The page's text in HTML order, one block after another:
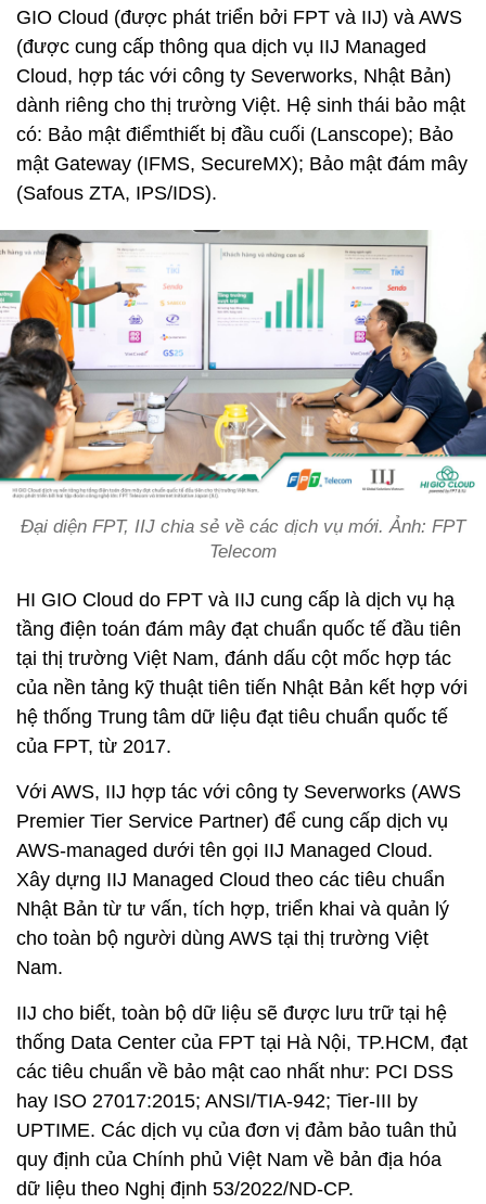
GIO Cloud (được phát triển bởi FPT và IIJ) và AWS
(được cung cấp thông qua dịch vụ IIJ Managed
Cloud, hợp tác với công ty Severworks, Nhật Bản)
dành riêng cho thị trường Việt. Hệ sinh thái bảo mật
có: Bảo mật điểmthiết bị đầu cuối (Lanscope); Bảo
mật Gateway (IFMS, SecureMX); Bảo mật đám mây
(Safous ZTA, IPS/IDS).
Đại diện FPT, IIJ chia sẻ về các dịch vụ mới. Ảnh: FPT
Telecom
HI GIO Cloud do FPT và IIJ cung cấp là dịch vụ hạ
tầng điện toán đám mây đạt chuẩn quốc tế đầu tiên
tại thị trường Việt Nam, đánh dấu cột mốc hợp tác
của nền tảng kỹ thuật tiên tiến Nhật Bản kết hợp với
hệ thống Trung tâm dữ liệu đạt tiêu chuẩn quốc tế
của FPT, từ 2017.
Với AWS, IIJ hợp tác với công ty Severworks (AWS
Premier Tier Service Partner) để cung cấp dịch vụ
AWS-managed dưới tên gọi IIJ Managed Cloud.
Xây dựng IIJ Managed Cloud theo các tiêu chuẩn
Nhật Bản từ tư vấn, tích hợp, triển khai và quản lý
cho toàn bộ người dùng AWS tại thị trường Việt
Nam.
IIJ cho biết, toàn bộ dữ liệu sẽ được lưu trữ tại hệ
thống Data Center của FPT tại Hà Nội, TP.HCM, đạt
các tiêu chuẩn về bảo mật cao nhất như: PCI DSS
hay ISO 27017:2015; ANSI/TIA-942; Tier-III by
UPTIME. Các dịch vụ của đơn vị đảm bảo tuân thủ
quy định của Chính phủ Việt Nam về bản địa hóa
dữ liệu theo Nghị định 53/2022/ND-CP.